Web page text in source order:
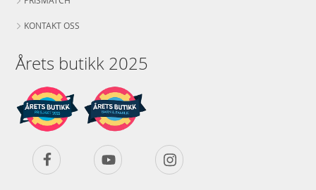
KONTAKT OSS
Årets butikk 2025